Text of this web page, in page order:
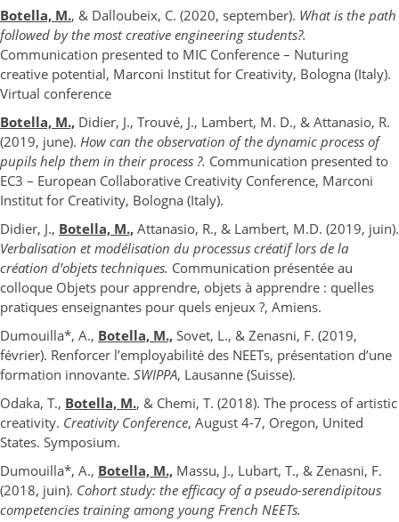
Botella, M., & Dalloubeix, C. (2020, september). What is the path
followed by the most creative engineering students?.
Communication presented to MIC Conference – Nuturing
creative potential, Marconi Institut for Creativity, Bologna (Italy).
Virtual conference
Botella, M., Didier, J., Trouvé, J., Lambert, M. D., & Attanasio, R.
(2019, june). How can the observation of the dynamic process of
pupils help them in their process ?. Communication presented to
EC3 – European Collaborative Creativity Conference, Marconi
Institut for Creativity, Bologna (Italy).
Didier, J., Botella, M., Attanasio, R., & Lambert, M.D. (2019, juin).
Verbalisation et modélisation du processus créatif lors de la
création d’objets techniques. Communication présentée au
colloque Objets pour apprendre, objets à apprendre : quelles
pratiques enseignantes pour quels enjeux ?, Amiens.
Dumouilla*, A., Botella, M., Sovet, L., & Zenasni, F. (2019,
février). Renforcer l’employabilité des NEETs, présentation d’une
formation innovante. SWIPPA, Lausanne (Suisse).
Odaka, T., Botella, M., & Chemi, T. (2018). The process of artistic
creativity. Creativity Conference, August 4-7, Oregon, United
States. Symposium.
Dumouilla*, A., Botella, M., Massu, J., Lubart, T., & Zenasni, F.
(2018, juin). Cohort study: the efficacy of a pseudo-serendipitous
competencies training among young French NEETs.